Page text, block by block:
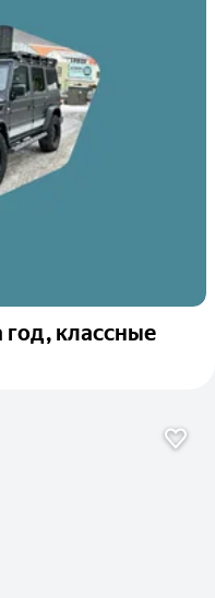
классные